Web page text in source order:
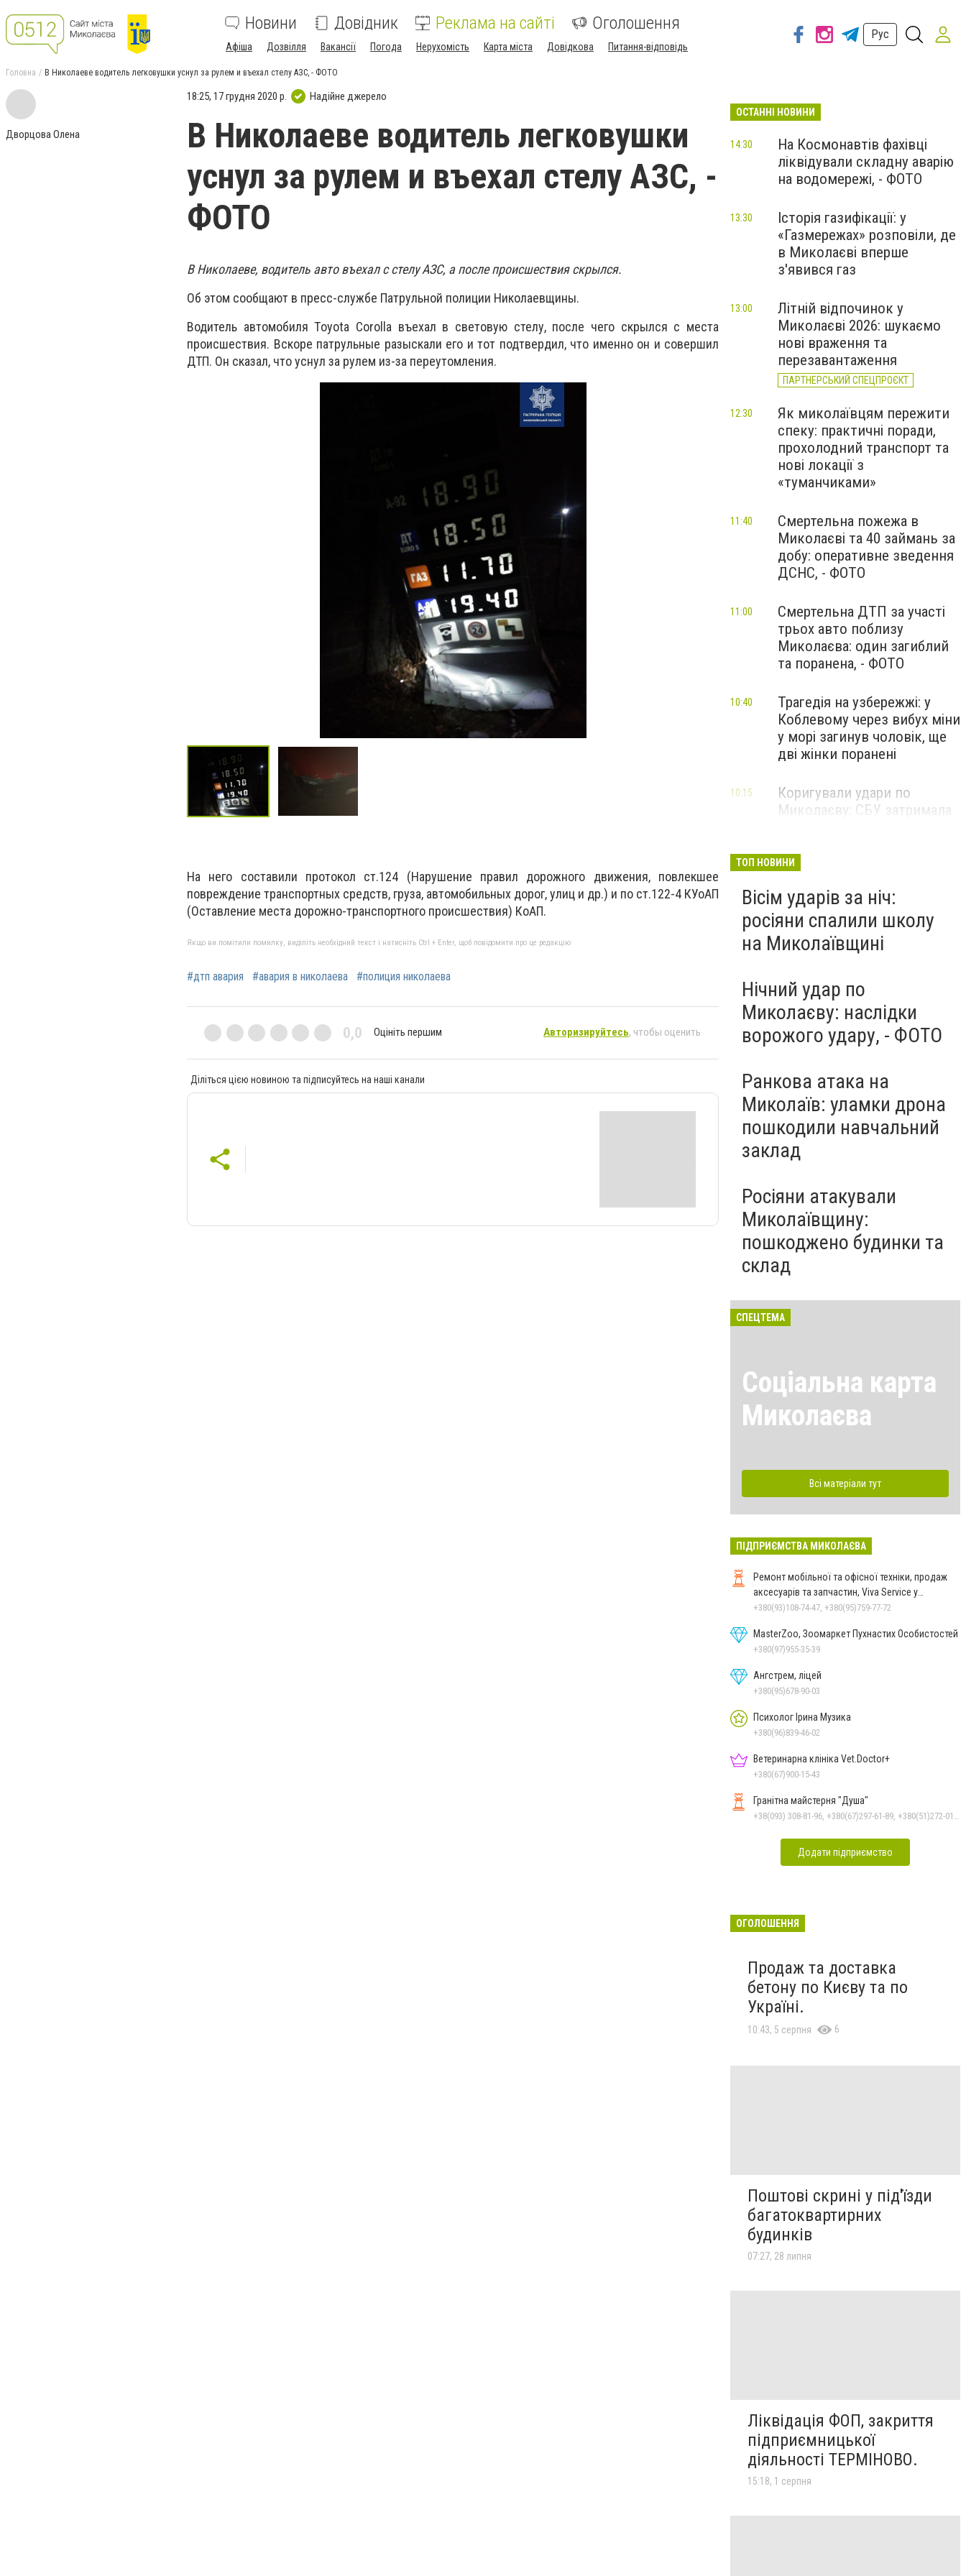
Новини Довідник Реклама на сайті Оголошення
Афіша Дозвілля Вакансії Погода Нерухомість Карта міста Довідкова Питання-відповідь
Рус
Головна В Николаеве водитель легковушки уснул за рулем и въехал стелу АЗС, - ФОТО
Дворцова Олена
18:25, 17 грудня 2020 р. Надійне джерело
В Николаеве водитель легковушки
уснул за рулем и въехал стелу АЗС, -
ФОТО
В Николаеве, водитель авто въехал с стелу АЗС, а после происшествия скрылся.
Об этом сообщают в пресс-службе Патрульной полиции Николаевщины.
Водитель автомобиля Тoyota Corolla въехал в световую стелу, после чего скрылся с места
происшествия. Вскоре патрульные разыскали его и тот подтвердил, что именно он и совершил
ДТП. Он сказал, что уснул за рулем из-за переутомления.
На него составили протокол ст.124 (Нарушение правил дорожного движения, повлекшее
повреждение транспортных средств, груза, автомобильных дорог, улиц и др.) и по ст.122-4 КУоАП
(Оставление места дорожно-транспортного происшествия) КоАП.
Якщо ви помітили помилку, виділіть необхідний текст і натисніть Ctrl + Enter, щоб повідомити про це редакцію
#дтп авария #авария в николаева #полиция николаева
0,0 Оцініть першим Авторизируйтесь, чтобы оценить
Діліться цією новиною та підписуйтесь на наші канали
ОСТАННІ НОВИНИ
На Космонавтів фахівці
ліквідували складну аварію
на водомережі, - ФОТО
14:30
Історія газифікації: у
«Газмережах» розповіли, де
в Миколаєві вперше
з'явився газ
13:30
Літній відпочинок у
Миколаєві 2026: шукаємо
нові враження та
перезавантаження
ПАРТНЕРСЬКИЙ СПЕЦПРОЄКТ
13:00
Як миколаївцям пережити
спеку: практичні поради,
прохолодний транспорт та
нові локації з
«туманчиками»
12:30
Смертельна пожежа в
Миколаєві та 40 займань за
добу: оперативне зведення
ДСНС, - ФОТО
11:40
Смертельна ДТП за участі
трьох авто поблизу
Миколаєва: один загиблий
та поранена, - ФОТО
11:00
Трагедія на узбережжі: у
Коблевому через вибух міни
у морі загинув чоловік, ще
дві жінки поранені
10:40
Коригували удари по
Миколаєву: СБУ затримала
10:15
ТОП НОВИНИ
Вісім ударів за ніч:
росіяни спалили школу
на Миколаївщині
Нічний удар по
Миколаєву: наслідки
ворожого удару, - ФОТО
Ранкова атака на
Миколаїв: уламки дрона
пошкодили навчальний
заклад
Росіяни атакували
Миколаївщину:
пошкоджено будинки та
склад
СПЕЦТЕМА
Соціальна карта
Миколаєва
Всі матеріали тут
ПІДПРИЄМСТВА МИКОЛАЄВА
Ремонт мобільної та офісної техніки, продаж
аксесуарів та запчастин, Viva Service у
Миколаєві
+380(93)108-74-47, +380(95)759-77-72
MasterZoo, Зоомаркет Пухнастих Особистостей
+380(97)955-35-39
Ангстрем, ліцей
+380(95)678-90-03
Психолог Ірина Музика
+380(96)839-46-02
Ветеринарна клініка Vet.Doctor+
+380(67)900-15-43
Гранітна майстерня "Душа"
Додати підприємство
ОГОЛОШЕННЯ
Продаж та доставка
бетону по Києву та по
Україні.
10:43, 5 серпня 6
Поштові скрині у під'їзди
багатоквартирних
будинків
07:27, 28 липня
Ліквідація ФОП, закриття
підприємницької
діяльності ТЕРМІНОВО.
15:18, 1 серпня